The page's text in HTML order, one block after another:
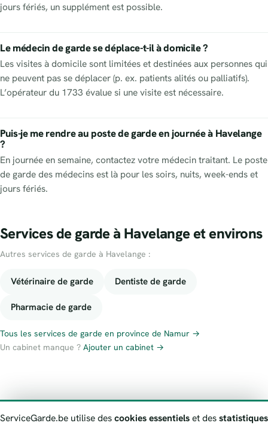
jours fériés, un supplément est possible.
Le médecin de garde se déplace-t-il à domicile ?
Les visites à domicile sont limitées et destinées aux personnes qui
ne peuvent pas se déplacer (p. ex. patients alités ou palliatifs).
L’opérateur du 1733 évalue si une visite est nécessaire.
Puis-je me rendre au poste de garde en journée à Havelange
?
En journée en semaine, contactez votre médecin traitant. Le poste
de garde des médecins est là pour les soirs, nuits, week-ends et
jours fériés.
Services de garde à Havelange et environs
Autres services de garde à Havelange :
Vétérinaire de garde Dentiste de garde
Pharmacie de garde
Tous les services de garde en province de Namur →
Un cabinet manque ? Ajouter un cabinet →
AvertissementSignaler une information erronée
ServiceGarde.be utilise descookies essentielset desstatistiques